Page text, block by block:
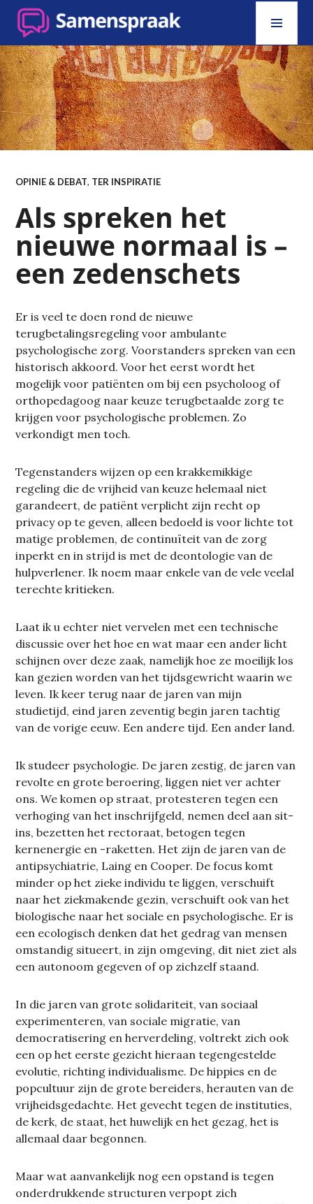
Skip
content
SAMENSPRAAK
OPINIE & DEBAT, TER INSPIRATIE
Als spreken het
nieuwe normaal is –
een zedenschets
Er is veel te doen rond de nieuwe
terugbetalingsregeling voor ambulante
psychologische zorg. Voorstanders spreken van een
historisch akkoord. Voor het eerst wordt het
mogelijk voor patiënten om bij een psycholoog of
orthopedagoog naar keuze terugbetaalde zorg te
krijgen voor psychologische problemen. Zo
verkondigt men toch.
Tegenstanders wijzen op een krakkemikkige
regeling die de vrijheid van keuze helemaal niet
garandeert, de patiënt verplicht zijn recht op
privacy op te geven, alleen bedoeld is voor lichte tot
matige problemen, de continuïteit van de zorg
inperkt en in strijd is met de deontologie van de
hulpverlener. Ik noem maar enkele van de vele veelal
terechte kritieken.
Laat ik u echter niet vervelen met een technische
discussie over het hoe en wat maar een ander licht
schijnen over deze zaak, namelijk hoe ze moeilijk los
kan gezien worden van het tijdsgewricht waarin we
leven. Ik keer terug naar de jaren van mijn
studietijd, eind jaren zeventig begin jaren tachtig
van de vorige eeuw. Een andere tijd. Een ander land.
Ik studeer psychologie. De jaren zestig, de jaren van
revolte en grote beroering, liggen niet ver achter
ons. We komen op straat, protesteren tegen een
verhoging van het inschrijfgeld, nemen deel aan sit-
ins, bezetten het rectoraat, betogen tegen
kernenergie en -raketten. Het zijn de jaren van de
antipsychiatrie, Laing en Cooper. De focus komt
minder op het zieke individu te liggen, verschuift
naar het ziekmakende gezin, verschuift ook van het
biologische naar het sociale en psychologische. Er is
een ecologisch denken dat het gedrag van mensen
omstandig situeert, in zijn omgeving, dit niet ziet als
een autonoom gegeven of op zichzelf staand.
In die jaren van grote solidariteit, van sociaal
experimenteren, van sociale migratie, van
democratisering en herverdeling, voltrekt zich ook
een op het eerste gezicht hieraan tegengestelde
evolutie, richting individualisme. De hippies en de
popcultuur zijn de grote bereiders, herauten van de
vrijheidsgedachte. Het gevecht tegen de instituties,
de kerk, de staat, het huwelijk en het gezag, het is
allemaal daar begonnen.
Maar wat aanvankelijk nog een opstand is tegen
onderdrukkende structuren verpopt zich